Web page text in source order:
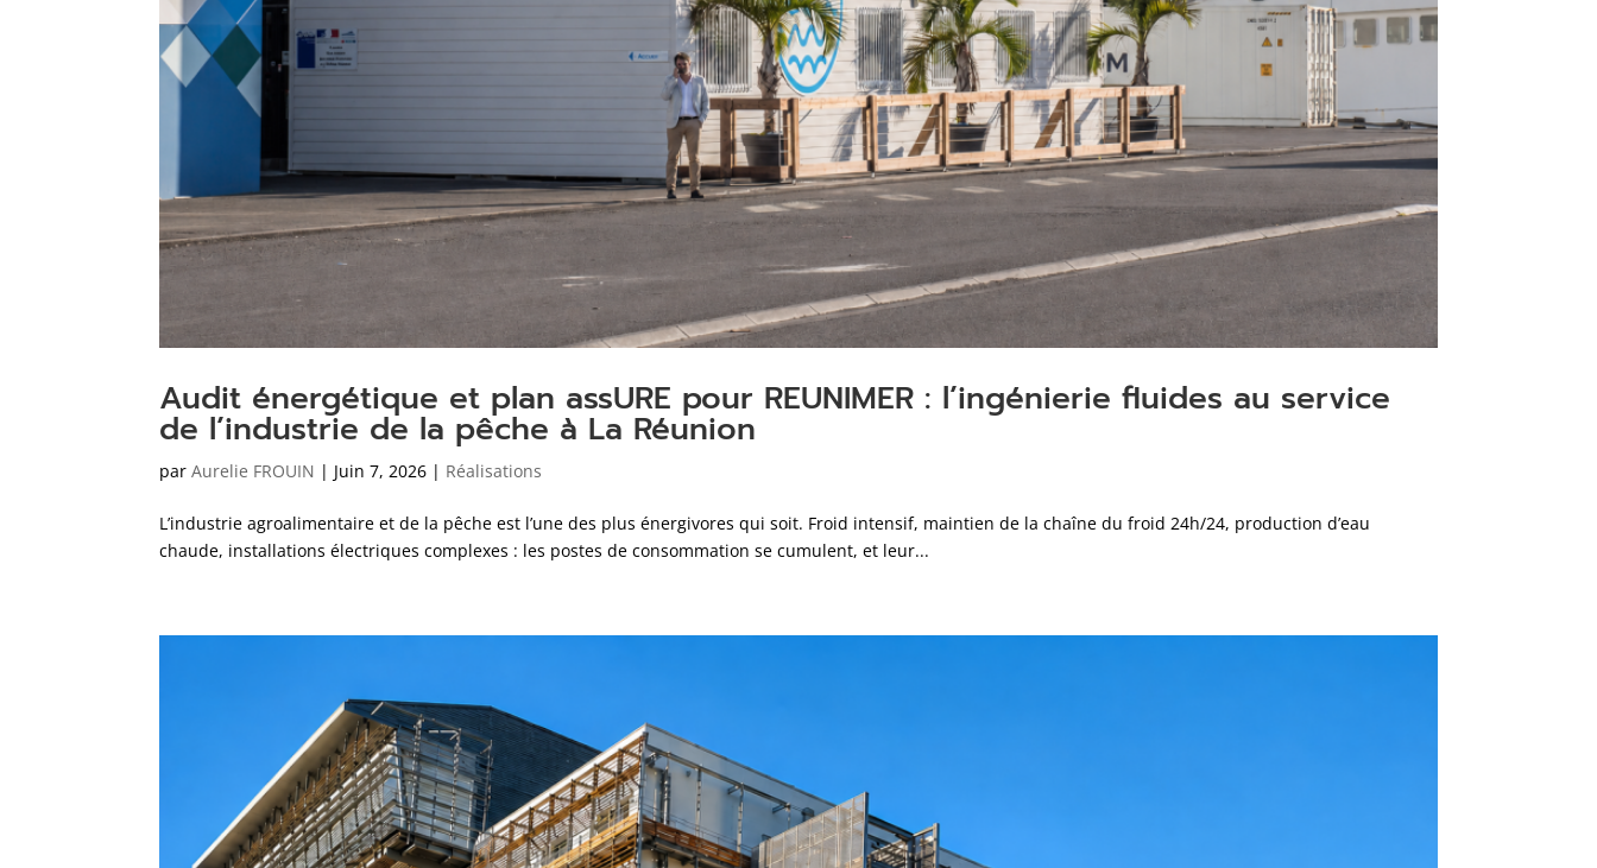
Audit énergétique et plan assURE pour REUNIMER : l’ingénierie fluides au service
de l’industrie de la pêche à La Réunion
parAurelie FROUIN | Juin 7, 2026 | Réalisations
L’industrie agroalimentaire et de la pêche est l’une des plus énergivores qui soit. Froid intensif, maintien de la chaîne du froid 24h/24, production d’eau
chaude, installations électriques complexes : les postes de consommation se cumulent, et leur...